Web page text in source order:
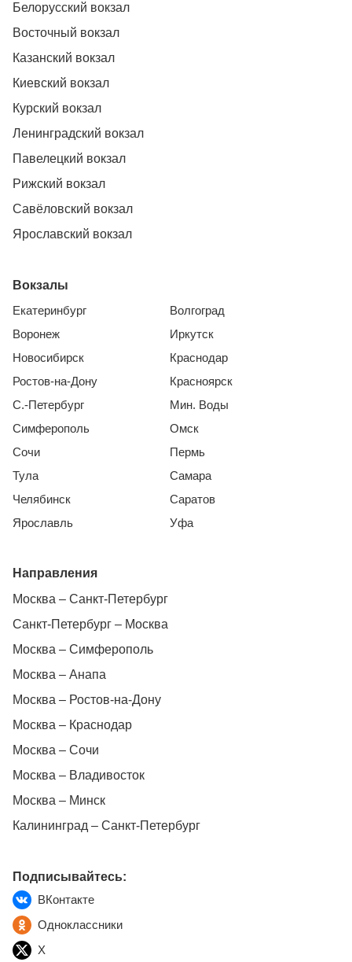
Белорусский вокзал
Восточный вокзал
Казанский вокзал
Киевский вокзал
Курский вокзал
Ленинградский вокзал
Павелецкий вокзал
Рижский вокзал
Савёловский вокзал
Ярославский вокзал
Вокзалы
Екатеринбург
Воронеж
Новосибирск
Ростов-на-Дону
С.-Петербург
Симферополь
Сочи
Тула
Челябинск
Ярославль
Волгоград
Иркутск
Краснодар
Красноярск
Мин. Воды
Омск
Пермь
Самара
Саратов
Уфа
Направления
Москва – Санкт-Петербург
Санкт-Петербург – Москва
Москва – Симферополь
Москва – Анапа
Москва – Ростов-на-Дону
Москва – Краснодар
Москва – Сочи
Москва – Владивосток
Москва – Минск
Калининград – Санкт-Петербург
Подписывайтесь:
ВКонтакте
Одноклассники
X